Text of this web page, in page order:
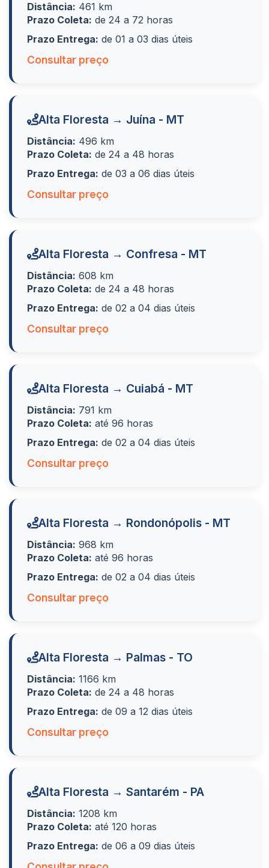
Distância: 461 km
Prazo Coleta: de 24 a 72 horas
Prazo Entrega: de 01 a 03 dias úteis
Consultar preço
Alta Floresta → Juína - MT
Distância: 496 km
Prazo Coleta: de 24 a 48 horas
Prazo Entrega: de 03 a 06 dias úteis
Consultar preço
Alta Floresta → Confresa - MT
Distância: 608 km
Prazo Coleta: de 24 a 48 horas
Prazo Entrega: de 02 a 04 dias úteis
Consultar preço
Alta Floresta → Cuiabá - MT
Distância: 791 km
Prazo Coleta: até 96 horas
Prazo Entrega: de 02 a 04 dias úteis
Consultar preço
Alta Floresta → Rondonópolis - MT
Distância: 968 km
Prazo Coleta: até 96 horas
Prazo Entrega: de 02 a 04 dias úteis
Consultar preço
Alta Floresta → Palmas - TO
Distância: 1166 km
Prazo Coleta: de 24 a 48 horas
Prazo Entrega: de 09 a 12 dias úteis
Consultar preço
Alta Floresta → Santarém - PA
Distância: 1208 km
Prazo Coleta: até 120 horas
Prazo Entrega: de 06 a 09 dias úteis